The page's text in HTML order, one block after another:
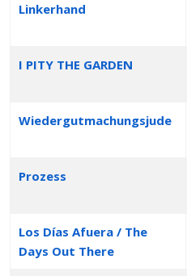
Linkerhand
I PITY THE GARDEN
Wiedergutmachungsjude
Prozess
Los Días Afuera / The
Days Out There